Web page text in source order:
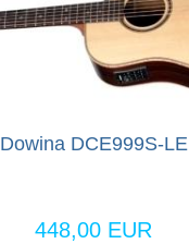
Dowina DCE999S-LE
448,00 EUR